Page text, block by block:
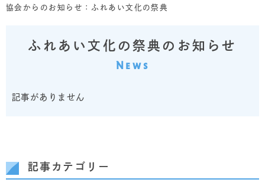
協会からのお知らせ：ふれあい文化の祭典
ふれあい文化の祭典のお知らせ
News
記事がありません
記事カテゴリー